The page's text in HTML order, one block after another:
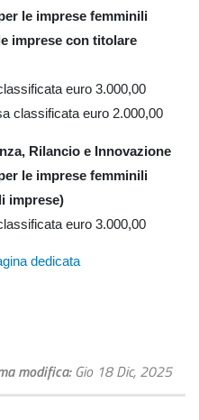
le imprese femminili
imprese con titolare
euro 3.000,00
classificata euro 2.000,00
Rilancio e Innovazione
le imprese femminili
imprese)
euro 3.000,00
dedicata
modifica Gio 18 Dic, 2025